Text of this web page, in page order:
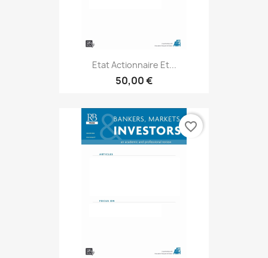
Etat Actionnaire Et...
50,00 €
favorite_border